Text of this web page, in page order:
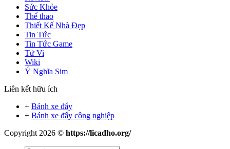
Sức Khỏe
Thể thao
Thiết Kế Nhà Đẹp
Tin Tức
Tin Tức Game
Tử Vi
Wiki
Ý Nghĩa Sim
Liên kết hữu ích
+ Bánh xe đẩy
+ Bánh xe đẩy công nghiệp
Copyright 2026 © https://licadho.org/